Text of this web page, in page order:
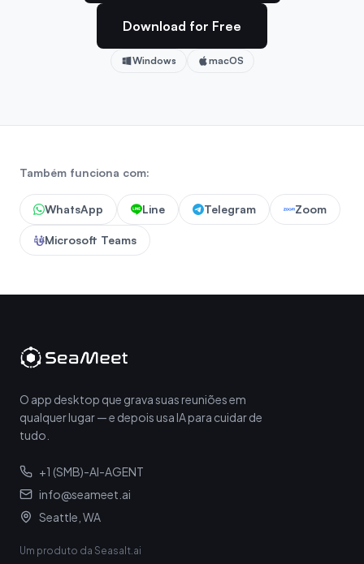
Download for Free
Windows macOS
Também funciona com:
WhatsApp Line Telegram Zoom
Microsoft Teams
O app desktop que grava suas reuniões em
qualquer lugar — e depois usa IA para cuidar de
tudo.
+1 (SMB)-AI-AGENT
info@seameet.ai
Seattle, WA
Um produto da Seasalt.ai